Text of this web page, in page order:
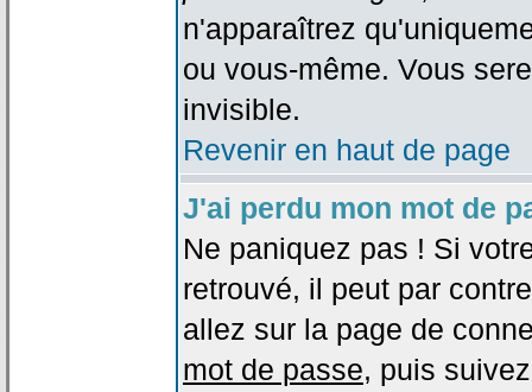
n'apparaîtrez
ou vous-même. Vous
invisible.
Revenir en haut de page
J'ai perdu mon mot de
Ne paniquez pas ! Si
retrouvé, il peut par
allez sur la page de
mot de passe, puis